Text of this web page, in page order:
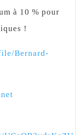
à 10 % pour
!
Bernard-